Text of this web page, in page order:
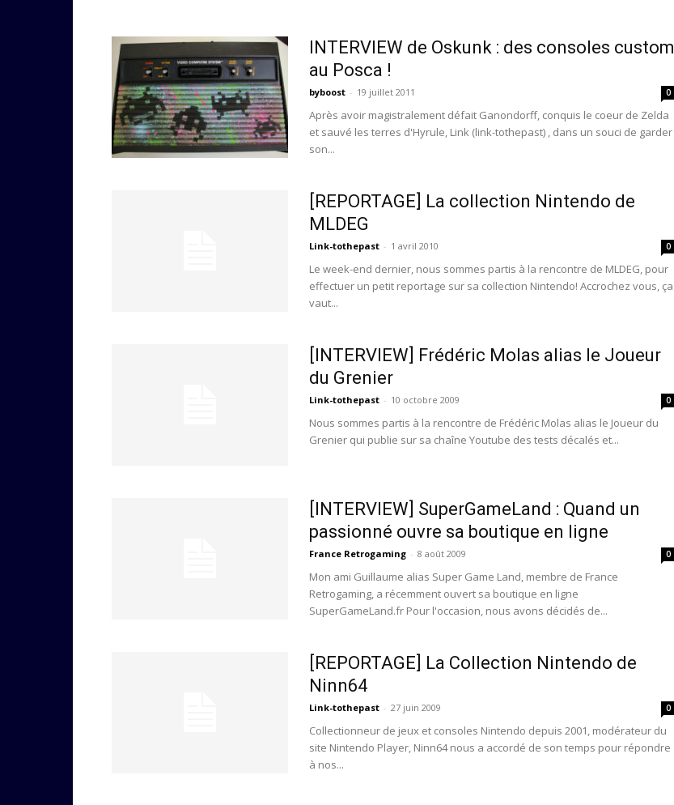
INTERVIEW de Oskunk : des consoles custom
au Posca !
byboost - 19 juillet 2011 0
Après avoir magistralement défait Ganondorff, conquis le coeur de Zelda
et sauvé les terres d'Hyrule, Link (link-tothepast) , dans un souci de garder
son...
[REPORTAGE] La collection Nintendo de
MLDEG
Link-tothepast - 1 avril 2010 0
Le week-end dernier, nous sommes partis à la rencontre de MLDEG, pour
effectuer un petit reportage sur sa collection Nintendo! Accrochez vous, ça
vaut...
[INTERVIEW] Frédéric Molas alias le Joueur
du Grenier
Link-tothepast - 10 octobre 2009 0
Nous sommes partis à la rencontre de Frédéric Molas alias le Joueur du
Grenier qui publie sur sa chaîne Youtube des tests décalés et...
[INTERVIEW] SuperGameLand : Quand un
passionné ouvre sa boutique en ligne
France Retrogaming - 8 août 2009 0
Mon ami Guillaume alias Super Game Land, membre de France
Retrogaming, a récemment ouvert sa boutique en ligne
SuperGameLand.fr Pour l'occasion, nous avons décidés de...
[REPORTAGE] La Collection Nintendo de
Ninn64
Link-tothepast - 27 juin 2009 0
Collectionneur de jeux et consoles Nintendo depuis 2001, modérateur du
site Nintendo Player, Ninn64 nous a accordé de son temps pour répondre
à nos...